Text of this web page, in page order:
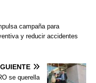
campaña para
y reducir accidentes
se querella